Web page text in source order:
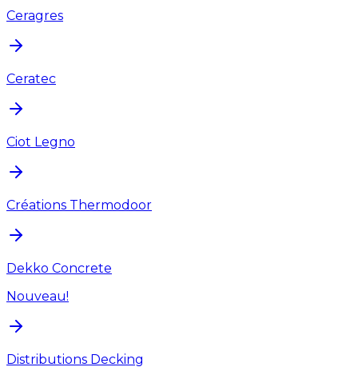
Ceragres
Ceratec
Ciot Legno
Créations Thermodoor
Dekko Concrete
Nouveau!
Distributions Decking